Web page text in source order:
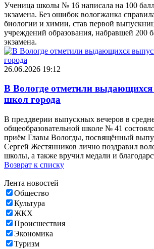
Ученица школы № 16 написала на 100
экзамена. Без ошибок вологжанка
биологии и химии, став первой
учреждений образования, набравшей 200
экзамена.
26.06.2026 19:12
В Вологде отметили
школ города
В преддверии выпускных вечеров в
общеобразовательной школе № 41
приём Главы Вологды, посвящённый
Сергей Жестянников лично поздравил
школы, а также вручил медали и
Возврат к списку
Лента новостей
Общество
Культура
ЖКХ
Происшествия
Экономика
Туризм